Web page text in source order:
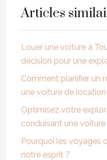
Articles
Louer une voiture à
décision pour une
Comment planifier un
une voiture de location
Optimisez votre
conduisant une
Pourquoi les voyages
notre esprit ?